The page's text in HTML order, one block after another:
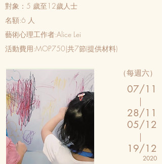
對象：5 歲至12歲人士
名額:6 人
藝術心理工作者:Alice Lei
活動費用:MOP750|共7節(提供材料)
（每週六）
07/11
｜
28/11
05/12
｜
19/12
2020